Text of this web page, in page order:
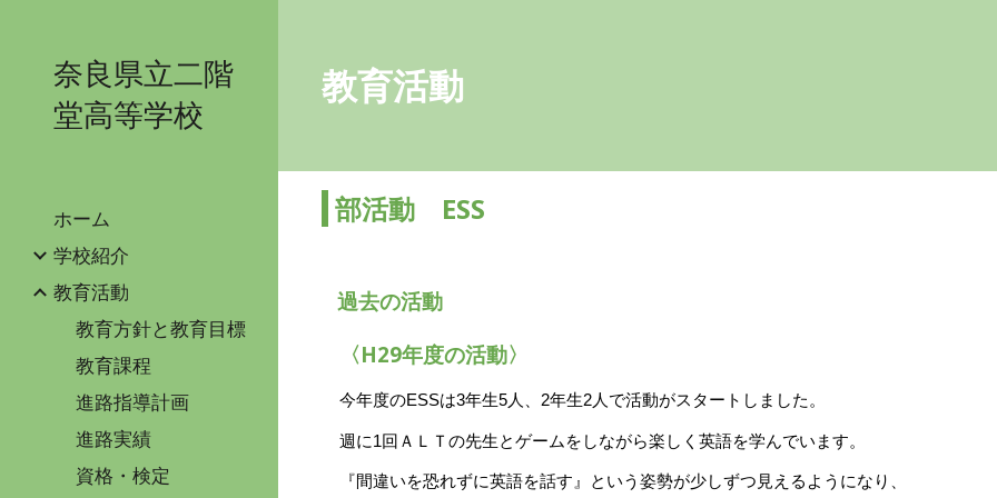
奈良県立二階
堂高等学校
ホーム
学校紹介
教育活動
教育方針と教育目標
教育課程
進路指導計画
進路実績
資格・検定
教育活動
部活動 ESS
過去の活動
〈H29年度の活動〉
今年度のESSは3年生5人、 2年生2人で活動がスタートしました。
週に1回ＡＬＴの先生とゲームをしながら楽しく英語を学んでいます。
『間違いを恐れずに英語を話す』という姿勢が少しずつ見えるようになり、